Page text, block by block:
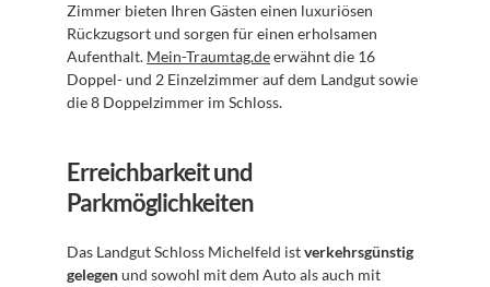
Zimmer bieten Ihren Gästen einen luxuriösen
Rückzugsort und sorgen für einen erholsamen
Aufenthalt. Mein-Traumtag.de erwähnt die 16
Doppel- und 2 Einzelzimmer auf dem Landgut sowie
die 8 Doppelzimmer im Schloss.
Erreichbarkeit und
Parkmöglichkeiten
Das Landgut Schloss Michelfeld ist verkehrsgünstig
gelegen und sowohl mit dem Auto als auch mit